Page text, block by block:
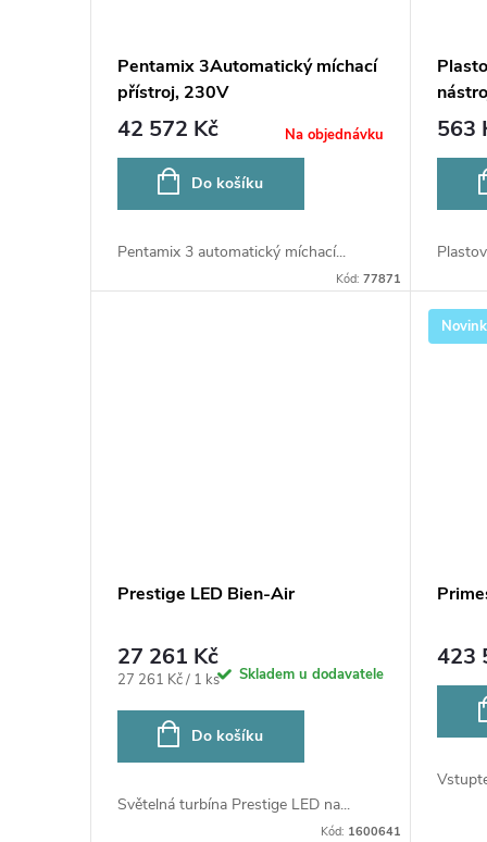
Pentamix 3Automatický míchací
přístroj, 230V
42 572 Kč Na objednávku
Do košíku
Pentamix 3 automatický míchací...
Kód:77871
563
Prestige LED Bien-Air
27 261 Kč
Měrná
27 261 Kč / 1 ks Skladem u dodavatele
Do košíku
Světelná turbína Prestige LED na...
Kód: 1600641
423